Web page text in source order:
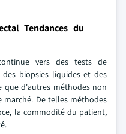
Tendances du
vers des tests de
biopsies liquides et des
que d'autres méthodes non
De telles méthodes
la commodité du patient,